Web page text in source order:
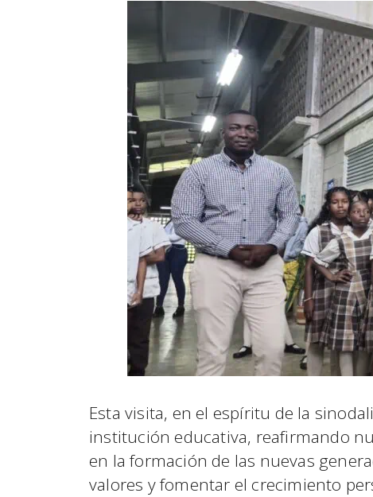
Esta visita, en el espíritu de la
institución educativa, reafirmando
en la formación de las nuevas
valores y fomentar el crecimiento